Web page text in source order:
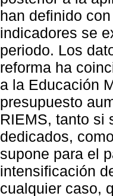
han definido
indicadores se
periodo. Los
reforma ha
a la Educación
presupuesto
RIEMS, tanto si
dedicados,
supone para el
intensificación
cualquier caso,